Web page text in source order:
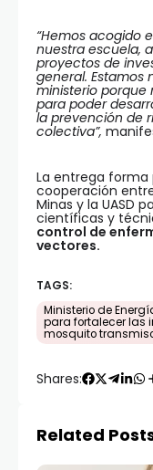
“Hemos acogido
nuestra escuela,
proyectos de
general. Estamos
ministerio porque
para poder
la prevención de
colectiva”,
La entrega forma
cooperación
Minas y la UASD
científicas y
control de
vectores.
TAGS:
Ministerio de
para fortalecer las
mosquito
Shares:
Related